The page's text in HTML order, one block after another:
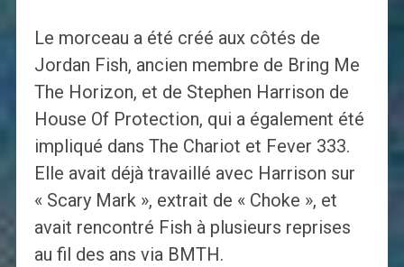
Le morceau a été créé aux côtés de
Jordan Fish, ancien membre de Bring Me
The Horizon, et de Stephen Harrison de
House Of Protection, qui a également été
impliqué dans The Chariot et Fever 333.
Elle avait déjà travaillé avec Harrison sur
« Scary Mark », extrait de « Choke », et
avait rencontré Fish à plusieurs reprises
au fil des ans via BMTH.